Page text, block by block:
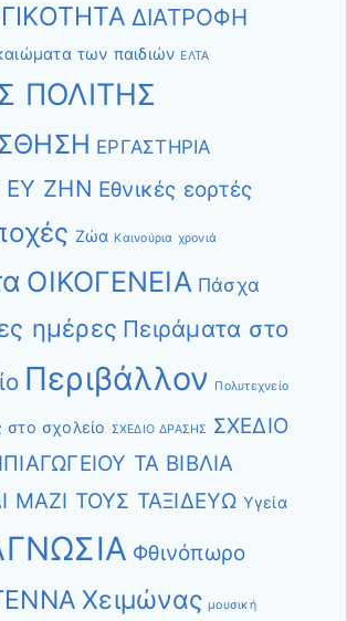
ΔΙΑΤΡΟΦΗ
των παιδιών ΕΛΤΑ
ΠΟΛΙΤΗΣ
ΕΡΓΑΣΤΗΡΙΑ
ΕΥ ΖΗΝ Εθνικές εορτές
Ζώα Καινούρια χρονιά
ΟΙΚΟΓΕΝΕΙΑ Πάσχα
ημέρες Πειράματα στο
Περιβάλλον Πολυτεχνείο
σχολείο ΣΧΕΔΙΟ ΔΡΑΣΗΣ
ΣΧΕΔΙΟ
ΤΑ ΒΙΒΛΙΑ
ΜΑΖΙ ΤΟΥΣ ΤΑΞΙΔΕΥΩ Υγεία
Φθινόπωρο
Χειμώνας μουσική